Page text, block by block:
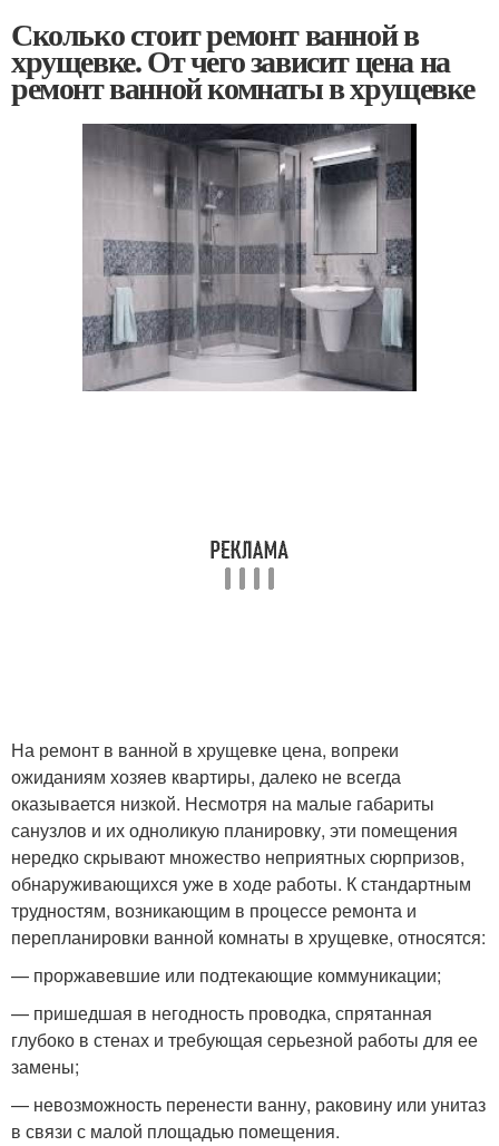
Сколько стоит ремонт ванной в
хрущевке. От чего зависит цена на
ремонт ванной комнаты в хрущевке
На ремонт в ванной в хрущевке цена, вопреки
ожиданиям хозяев квартиры, далеко не всегда
оказывается низкой. Несмотря на малые габариты
санузлов и их одноликую планировку, эти помещения
нередко скрывают множество неприятных сюрпризов,
обнаруживающихся уже в ходе работы. К стандартным
трудностям, возникающим в процессе ремонта и
перепланировки ванной комнаты в хрущевке, относятся:
— проржавевшие или подтекающие коммуникации;
— пришедшая в негодность проводка, спрятанная
глубоко в стенах и требующая серьезной работы для ее
замены;
— невозможность перенести ванну, раковину или унитаз
в связи с малой площадью помещения.